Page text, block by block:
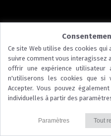
Ce site Web utilise des cookies
suivre comment vous interagissez
offrir une expérience utilisateur
n'utiliserons les cookies que si
Accepter. Vous pouvez
individuelles à partir des
Paramètres Tout